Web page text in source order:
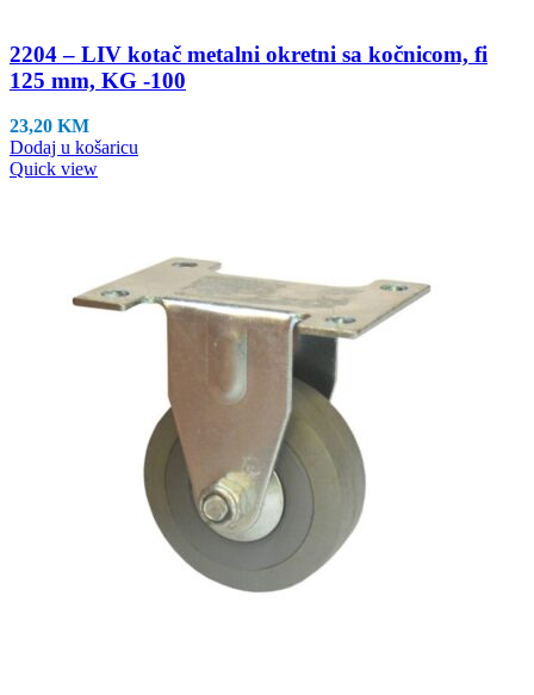
2204 – LIV kotač metalni okretni sa kočnicom, fi
125 mm, KG -100
23,20 KM
Dodaj u košaricu
Quick view